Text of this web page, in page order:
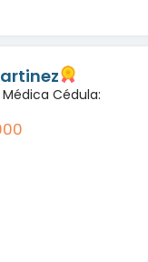
Cédula: